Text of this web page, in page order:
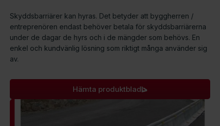
Skyddsbarriärer kan hyras. Det betyder att byggherren /
entreprenören endast behöver betala för skyddsbarriärerna
under de dagar de hyrs och i de mängder som behövs. En
enkel och kundvänlig lösning som riktigt många använder sig
av.
Hämta produktblad